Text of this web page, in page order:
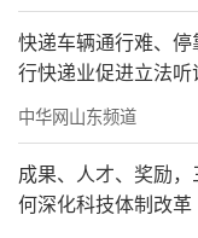
一步优化课间
因地制宜开展
学生利用课间
息、有益社交
供安全的课间
场等运动空间
快递车辆通行难、
行快递业促进立法听
中华网山东频道
成果、人才、奖励
何深化科技体制改革